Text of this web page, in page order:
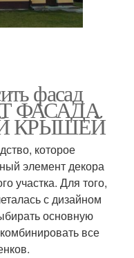
фасад
ФАСАДА
КРЫШЕЙ
которое
элемент декора
участка. Для того,
с дизайном
основную
все